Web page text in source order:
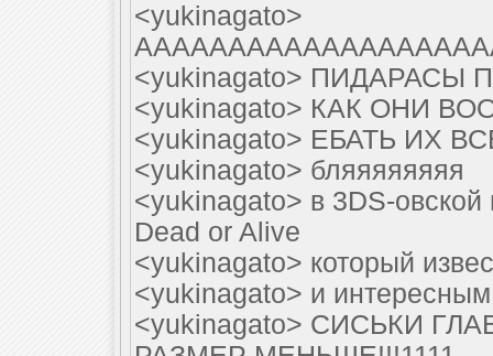
<yukinagato>
<yukinagato>
<yukinagato> КАК ОНИ
<yukinagato> ЕБАТЬ ИХ
<yukinagato> бляяяяяяяя
<yukinagato> в 3DS-овской
Dead or Alive
<yukinagato> который
<yukinagato> и
<yukinagato> СИСЬКИ